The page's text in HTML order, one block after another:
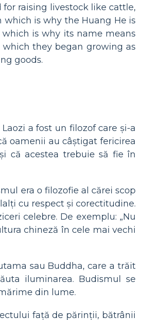
raising livestock like cattle,
which is why the Huang He is
which is why its name means
they began growing as
goods.
a fost un filozof care și-a
oamenii au câștigat fericirea
că acestea trebuie să fie în
era o filozofie al cărei scop
cu respect și corectitudine.
celebre. De exemplu: „Nu
chineză în cele mai vechi
sau Buddha, care a trăit
iluminarea. Budismul se
din lume.
față de părinții, bătrânii